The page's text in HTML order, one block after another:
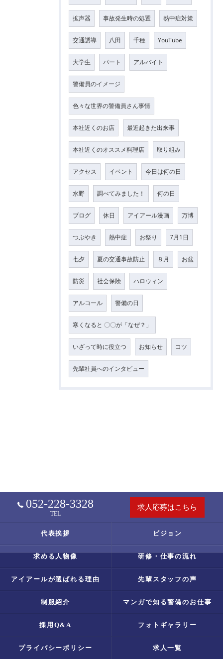
拡声器 事故発生時の処置 熱中症対策
交通誘導 八田 千種 YouTube
大学生 パート アルバイト
警備員のイメージ
色々な世界の警備員さん事情
本社近くのお店 最近起きた出来事
本社近くのオススメ料理店 取り組み
アクセス イベント 今日は何の日
水野 調べてみました！ 何の日
ブログ 休日 アイアール漫画 万博
つぶやき 熱中症 お祭り 7月1日
七夕 夏の交通事故防止 ８月 お盆
防災 社会保険 ハロウィン
アルコール 警備の日
寒くなると 〇〇が「なぜ？」
いざって時に役立つ お知らせ コツ
先輩社員へのインタビュー
052-228-3328
TEL
求人応募はこちら
代表挨拶 ビジョン
求める人物像 研修・仕事の流れ
アイアールが選ばれる理由 先輩スタッフの声
制服紹介 マンガで知る警備のお仕事
採用Q&A フォトギャラリー
プライバシーポリシー 求人一覧